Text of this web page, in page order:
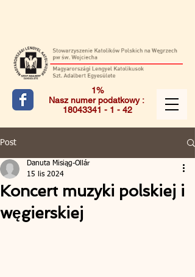
1%
Nasz numer podatkowy :
18043341 - 1 - 42
Post
Koncert muzyki polskiej i
węgierskiej
Danuta Misiąg-Ollár
15 lis 2024